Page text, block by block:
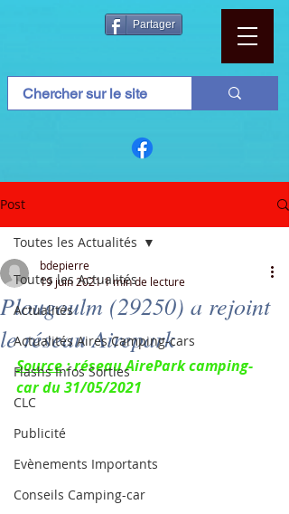
Partager
Post
Toutes les Actualités
Actualités
Actualités Aires Camping-cars
Flashs Infos Sorties
CLC
Publicité
Evènements Importants
Conseils Camping-car
Toutes les Actualités
Plougoulm (29250) a rejoint
le réseau Airepark
bdepierre
19 juin 2021 1 min de lecture
Source : réseau AirePark camping-
car du 31/05/2021